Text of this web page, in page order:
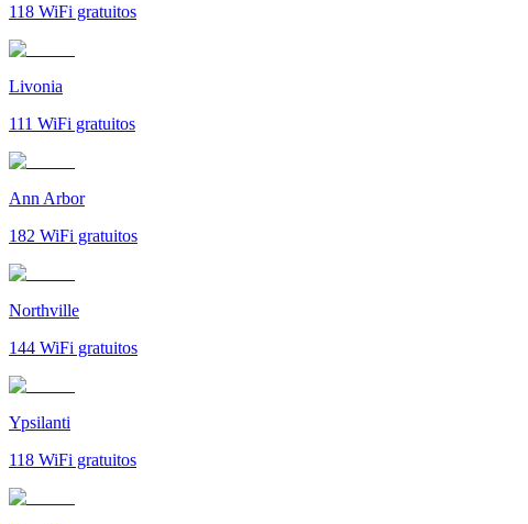
118 WiFi gratuitos
Livonia
111 WiFi gratuitos
Ann Arbor
182 WiFi gratuitos
Northville
144 WiFi gratuitos
Ypsilanti
118 WiFi gratuitos